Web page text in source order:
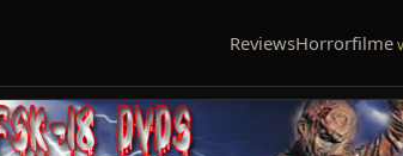
ReviewsHorrorfilme